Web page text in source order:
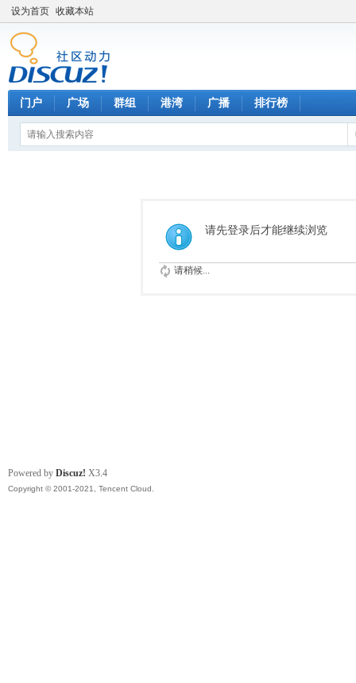
设为首页 收藏本站
门户 广场 群组 港湾 广播 排行榜
请先登录后才能继续浏览
请稍候...
Powered by Discuz! X3.4
Copyright © 2001-2021, Tencent Cloud.